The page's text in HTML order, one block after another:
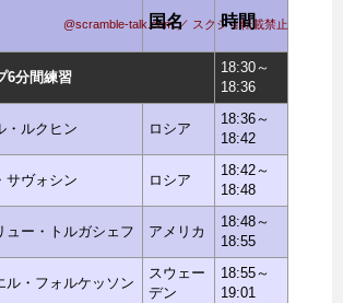
@scramble-talk.com ／ スクショ転載禁止
国名 時間
6分間練習
18:30～
18:36
・ルクヒン ロシア
18:36～
18:42
サヴォシン ロシア
18:42～
18:48
ュー・トルガシェフ アメリカ
18:48～
18:55
ル・フォルケッソン
スウェー
デン
18:55～
19:01